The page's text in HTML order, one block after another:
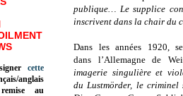
publique… Le supplice
inscrivent dans la chair du
Dans les années 1920,
dans l’Allemagne de
imagerie singulière et
du Lustmörder, le criminel
cette
anglais
au